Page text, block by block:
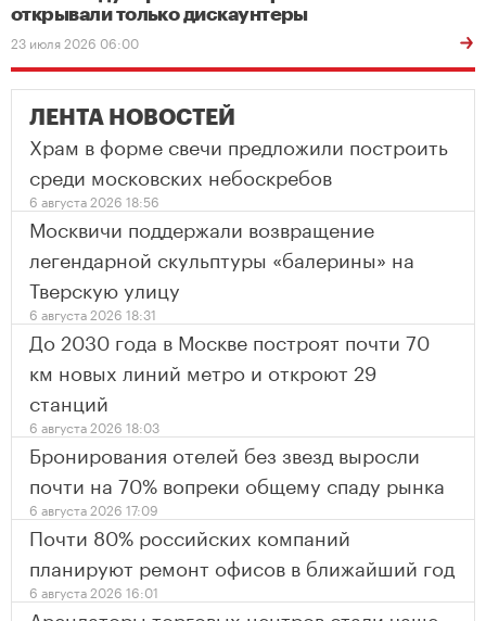
открывали только дискаунтеры
23 июля 2026 06:00
ЛЕНТА НОВОСТЕЙ
Храм в форме свечи предложили построить
среди московских небоскребов
6 августа 2026 18:56
Москвичи поддержали возвращение
легендарной скульптуры «балерины» на
Тверскую улицу
6 августа 2026 18:31
До 2030 года в Москве построят почти 70
км новых линий метро и откроют 29
станций
6 августа 2026 18:03
Бронирования отелей без звезд выросли
почти на 70% вопреки общему спаду рынка
6 августа 2026 17:09
Почти 80% российских компаний
планируют ремонт офисов в ближайший год
6 августа 2026 16:01